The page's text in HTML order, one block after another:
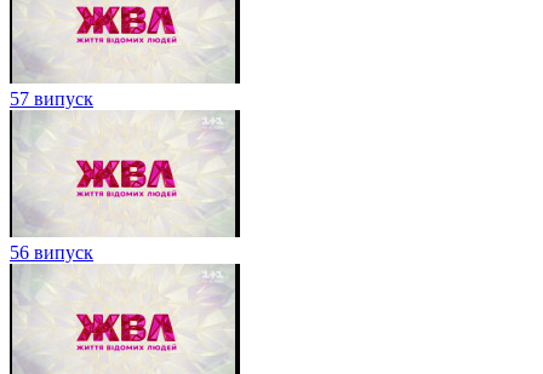
57 випуск
56 випуск